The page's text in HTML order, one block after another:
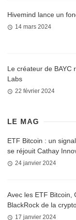
Hivemind lance un
14 mars 2024
Le créateur de BAYC
Labs
22 février 2024
LE MAG
ETF Bitcoin : un
se réjouit Cathay
24 janvier 2024
Avec les ETF Bitcoin,
BlackRock de la
17 janvier 2024